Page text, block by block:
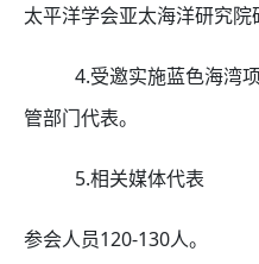
太平洋学会亚太海洋研究院
4.受邀实施蓝色海湾
管部门代表。
5.相关媒体代表
参会人员120-130人。